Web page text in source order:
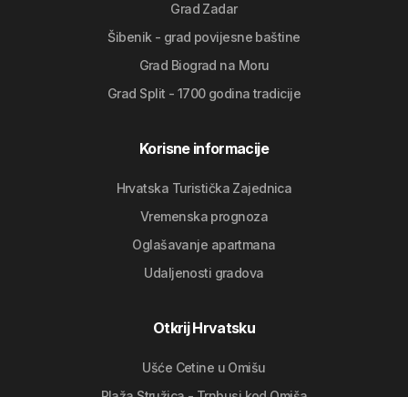
Grad Zadar
Šibenik - grad povijesne baštine
Grad Biograd na Moru
Grad Split - 1700 godina tradicije
Korisne informacije
Hrvatska Turistička Zajednica
Vremenska prognoza
Oglašavanje apartmana
Udaljenosti gradova
Otkrij Hrvatsku
Ušće Cetine u Omišu